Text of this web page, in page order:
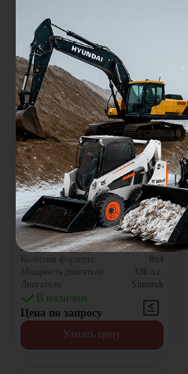
Цена по запросу
Узнать цену
Самосвал Howo
ZZ3317N3267W [8x4, 23.4 м³]
Колёсная формула:
8x4
Мощность двигателя:
336 л.с.
Двигатель:
Sinotruk
В наличии
Цена по запросу
Узнать цену